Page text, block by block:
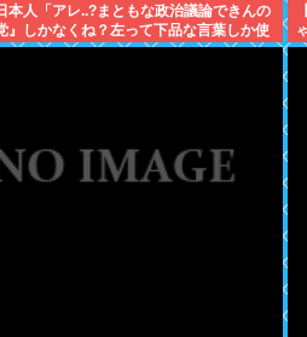
本人「アレ..?まともな政治議論できんの
』しかなくね？左って下品な言葉しか使
イメージ」